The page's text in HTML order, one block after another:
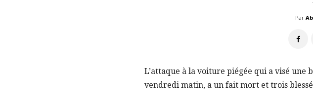
Par
L’attaque à la voiture piégée qui a visé une
vendredi matin, a un fait mort et trois